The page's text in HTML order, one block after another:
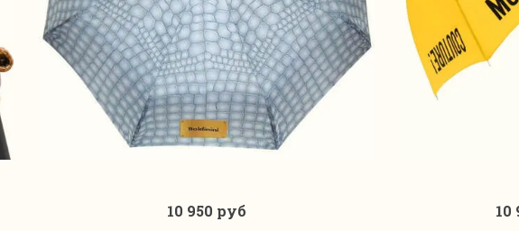
В корзину
10 950 руб 10